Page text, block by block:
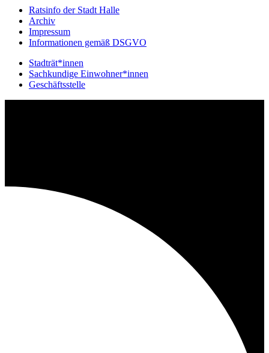
Ratsinfo der Stadt Halle
Archiv
Impressum
Informationen gemäß DSGVO
Stadträt*innen
Sachkundige Einwohner*innen
Geschäftsstelle